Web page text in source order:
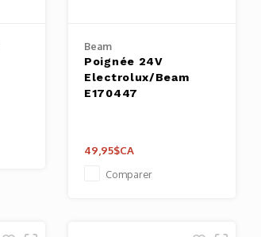
Beam
Poignée 24V
Electrolux/Beam
E170447
49,95$CA
Comparer